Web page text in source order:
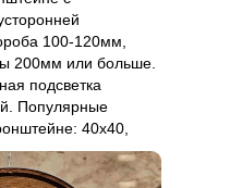
100-120мм,
200мм или больше.
подсветка
Популярные
40х40,